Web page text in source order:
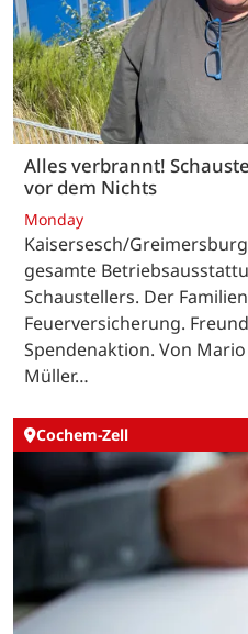
Alles verbrannt!
vor dem Nichts
Monday
Kaisersesch/
gesamte
Schaustellers. Der
Feuerversicherung.
Spendenaktion. Von
Müller…
Cochem-Zell